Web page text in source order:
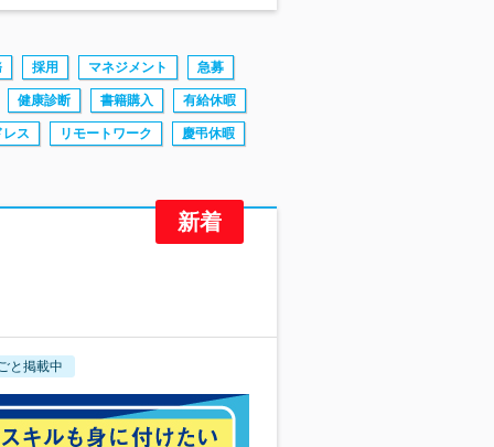
採用 マネジメント 急募
健康診断 書籍購入 有給休暇
ス リモートワーク 慶弔休暇
と掲載中